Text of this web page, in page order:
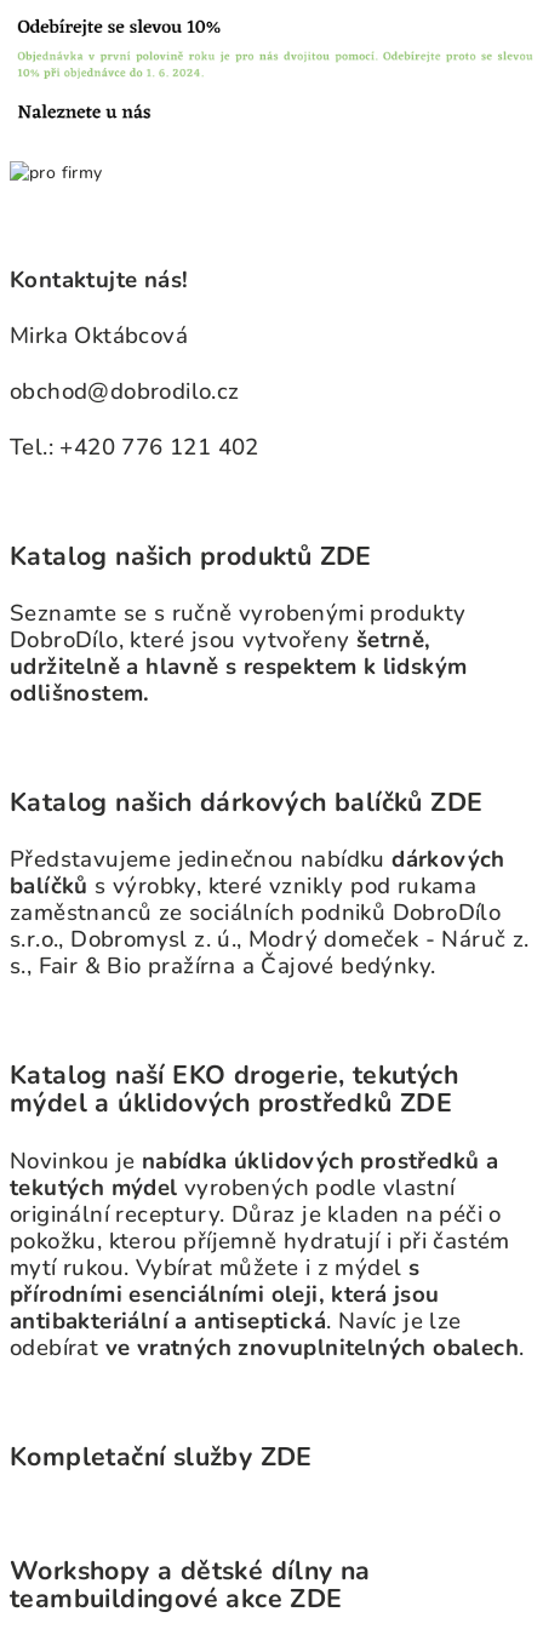
Kontaktujte nás!
Mirka Oktábcová
obchod@dobrodilo.cz
Tel.: +420 776 121 402
Katalog našich produktů ZDE
Seznamte se s ručně vyrobenými produkty
DobroDílo, které jsou vytvořeny šetrně,
udržitelně a hlavně s respektem k lidským
odlišnostem.
Katalog našich dárkových balíčků ZDE
Představujeme jedinečnou nabídku dárkových
balíčků s výrobky, které vznikly pod rukama
zaměstnanců ze sociálních podniků DobroDílo
s.r.o., Dobromysl z. ú., Modrý domeček - Náruč z.
s., Fair & Bio pražírna a Čajové bedýnky.
Katalog naší EKO drogerie, tekutých
mýdel a úklidových prostředků ZDE
Novinkou je nabídka úklidových prostředků a
tekutých mýdel vyrobených podle vlastní
originální receptury. Důraz je kladen na péči o
pokožku, kterou příjemně hydratují i při častém
mytí rukou. Vybírat můžete i z mýdel s
přírodními esenciálními oleji, která jsou
antibakteriální a antiseptická. Navíc je lze
odebírat ve vratných znovuplnitelných obalech.
Kompletační služby ZDE
Workshopy a dětské dílny na
teambuildingové akce ZDE